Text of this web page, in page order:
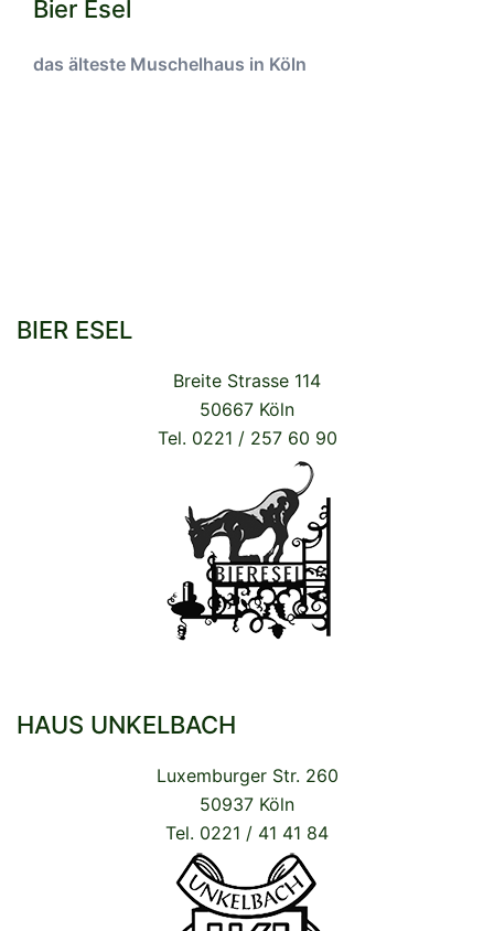
Bier Esel
das älteste Muschelhaus in Köln
BIER ESEL
Breite Strasse 114
50667 Köln
Tel. 0221 / 257 60 90
HAUS UNKELBACH
Luxemburger Str. 260
50937 Köln
Tel. 0221 / 41 41 84